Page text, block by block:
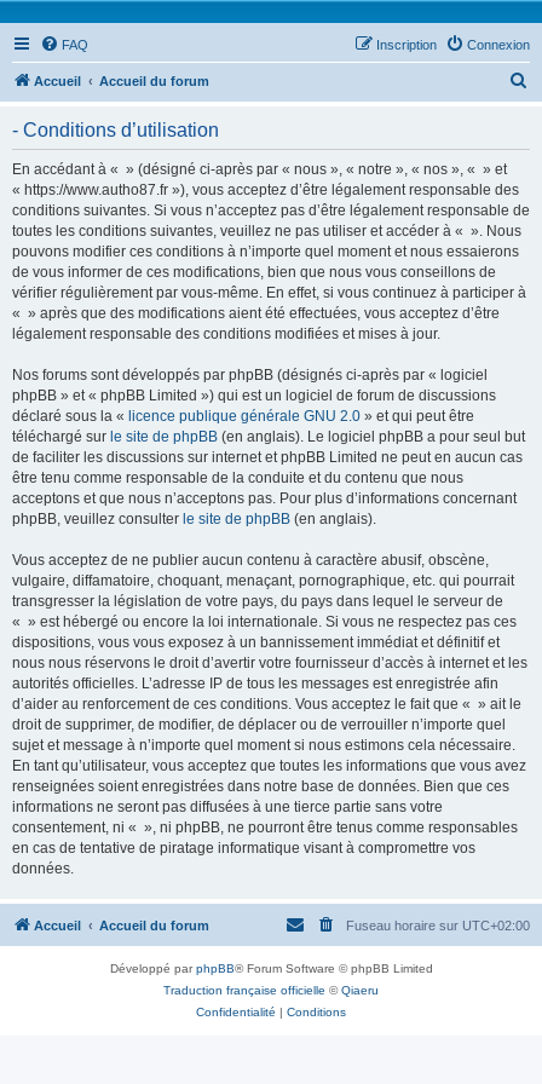
FAQ Connexion
Inscription
Accueil Accueil du forum
- Conditions d’utilisation
En accédant à « » (désigné ci-après par « nous », « notre », « nos », « » et
« https://www.autho87.fr »), vous acceptez d’être légalement responsable des
conditions suivantes. Si vous n’acceptez pas d’être légalement responsable de
toutes les conditions suivantes, veuillez ne pas utiliser et accéder à « ». Nous
pouvons modifier ces conditions à n’importe quel moment et nous essaierons
de vous informer de ces modifications, bien que nous vous conseillons de
vérifier régulièrement par vous-même. En effet, si vous continuez à participer à
« » après que des modifications aient été effectuées, vous acceptez d’être
légalement responsable des conditions modifiées et mises à jour.
Nos forums sont développés par phpBB (désignés ci-après par « logiciel
phpBB » et « phpBB Limited ») qui est un logiciel de forum de discussions
déclaré sous la « licence publique générale GNU 2.0 » et qui peut être
téléchargé sur le site de phpBB (en anglais). Le logiciel phpBB a pour seul but
de faciliter les discussions sur internet et phpBB Limited ne peut en aucun cas
être tenu comme responsable de la conduite et du contenu que nous
acceptons et que nous n’acceptons pas. Pour plus d’informations concernant
phpBB, veuillez consulter le site de phpBB (en anglais).
Vous acceptez de ne publier aucun contenu à caractère abusif, obscène,
vulgaire, diffamatoire, choquant, menaçant, pornographique, etc. qui pourrait
transgresser la législation de votre pays, du pays dans lequel le serveur de
« » est hébergé ou encore la loi internationale. Si vous ne respectez pas ces
dispositions, vous vous exposez à un bannissement immédiat et définitif et
nous nous réservons le droit d’avertir votre fournisseur d’accès à internet et les
autorités officielles. L’adresse IP de tous les messages est enregistrée afin
d’aider au renforcement de ces conditions. Vous acceptez le fait que « » ait le
droit de supprimer, de modifier, de déplacer ou de verrouiller n’importe quel
sujet et message à n’importe quel moment si nous estimons cela nécessaire.
En tant qu’utilisateur, vous acceptez que toutes les informations que vous avez
renseignées soient enregistrées dans notre base de données. Bien que ces
informations ne seront pas diffusées à une tierce partie sans votre
consentement, ni « », ni phpBB, ne pourront être tenus comme responsables
en cas de tentative de piratage informatique visant à compromettre vos
données.
Accueil Accueil du forum Fuseau horaire sur UTC+02:00
Développé parphpBB® Forum Software © phpBB Limited
Traduction française officielle ©Qiaeru
Confidentialité | Conditions